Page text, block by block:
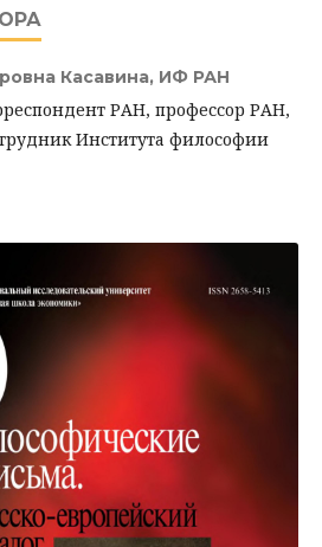
Касавина, ИФ РАН
РАН, профессор РАН,
Института философии